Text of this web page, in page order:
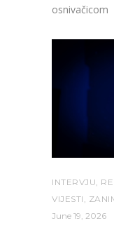
osnivačicom
INTERVJU
VIJESTI
June 19, 2026